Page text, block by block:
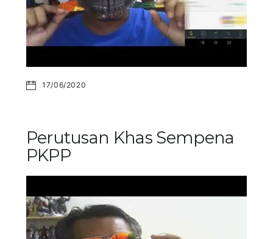
17/06/2020
Perutusan Khas Sempena
PKPP